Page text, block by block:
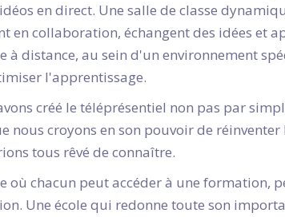
en direct. Une salle de classe
en collaboration, échangent des idées et
à distance, au sein d'un environnement
l'apprentissage.
créé le téléprésentiel non pas par
nous croyons en son pouvoir de
tous rêvé de connaître.
où chacun peut accéder à une formation,
Une école qui redonne toute son